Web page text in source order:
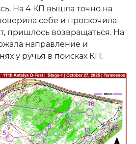
На 4 КП вышла точно на
себе и проскочила
пришлось возвращаться. На
направление и
у ручья в поисках КП.